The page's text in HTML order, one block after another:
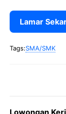
Lamar
Tags:SMA/SMK
Lowongan